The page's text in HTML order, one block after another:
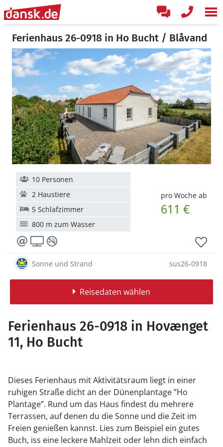
Ferienhaus 26-0918 in Ho Bucht / Blåvand
pro Woche ab
611 €
10 Personen
2 Haustiere
5 Schlafzimmer
800 m zum Wasser
Sonne und Strand sus26-0918
Reisedaten wählen
Ferienhaus 26-0918 in Hovænget
11, Ho Bucht
Dieses Ferienhaus mit Aktivitätsraum liegt in einer
ruhigen Straße dicht an der Dünenplantage ”Ho
Plantage”. Rund um das Haus findest du mehrere
Terrassen, auf denen du die Sonne und die Zeit im
Freien genießen kannst. Lies zum Beispiel ein gutes
Buch, iss eine leckere Mahlzeit oder lehn dich einfach